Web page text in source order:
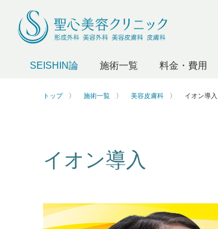
SEISHIN論 施術一覧 料金・費用
トップ 施術一覧 美容皮膚科 イオン導入
イオン導入